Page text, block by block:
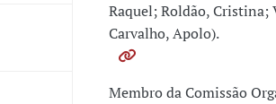
Raquel; Roldão, Cristina;
Carvalho, Apolo).
Membro da Comissão